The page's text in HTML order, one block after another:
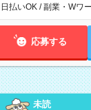
日の中で、お好きな
のように、自由な働き方
払いOK / 副業・Wワ
応募する
未読